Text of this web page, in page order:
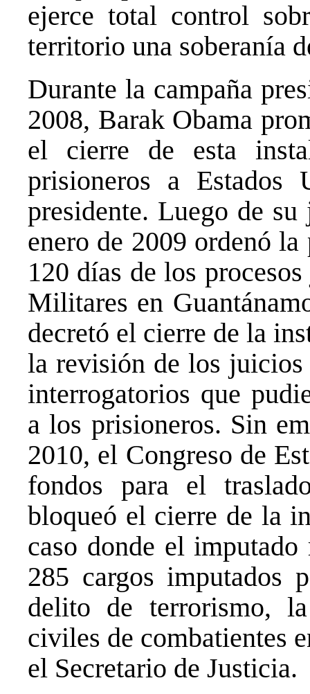
ejerce total control
territorio una soberanía
Durante la campaña
2008, Barak Obama
el cierre de esta
prisioneros a Estados
presidente. Luego de
enero de 2009 ordenó
120 días de los
Militares en
decretó el cierre de la
la revisión de los
interrogatorios que
a los prisioneros. Sin
2010, el Congreso de
fondos para el
bloqueó el cierre de la
caso donde el
285 cargos imputados
delito de terrorismo,
civiles de combatientes
el Secretario de Justicia.